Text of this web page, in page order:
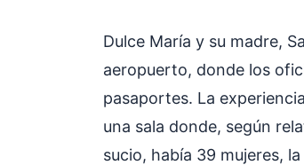
Dulce María y su madre,
aeropuerto, donde los
pasaportes. La
una sala donde, según
sucio, había 39 mujeres,